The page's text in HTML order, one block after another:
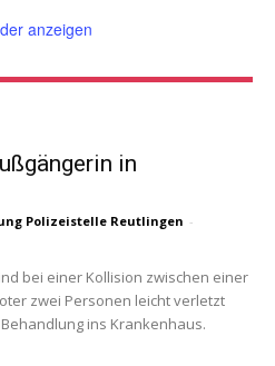
anzeigen
in
Polizeistelle Reutlingen -
bei einer Kollision zwischen einer
zwei Personen leicht verletzt
ins Krankenhaus.